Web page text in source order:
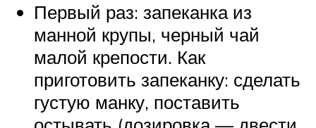
Первый раз: запеканка из
манной крупы, черный чай
малой крепости. Как
приготовить запеканку: сделать
густую манку, поставить